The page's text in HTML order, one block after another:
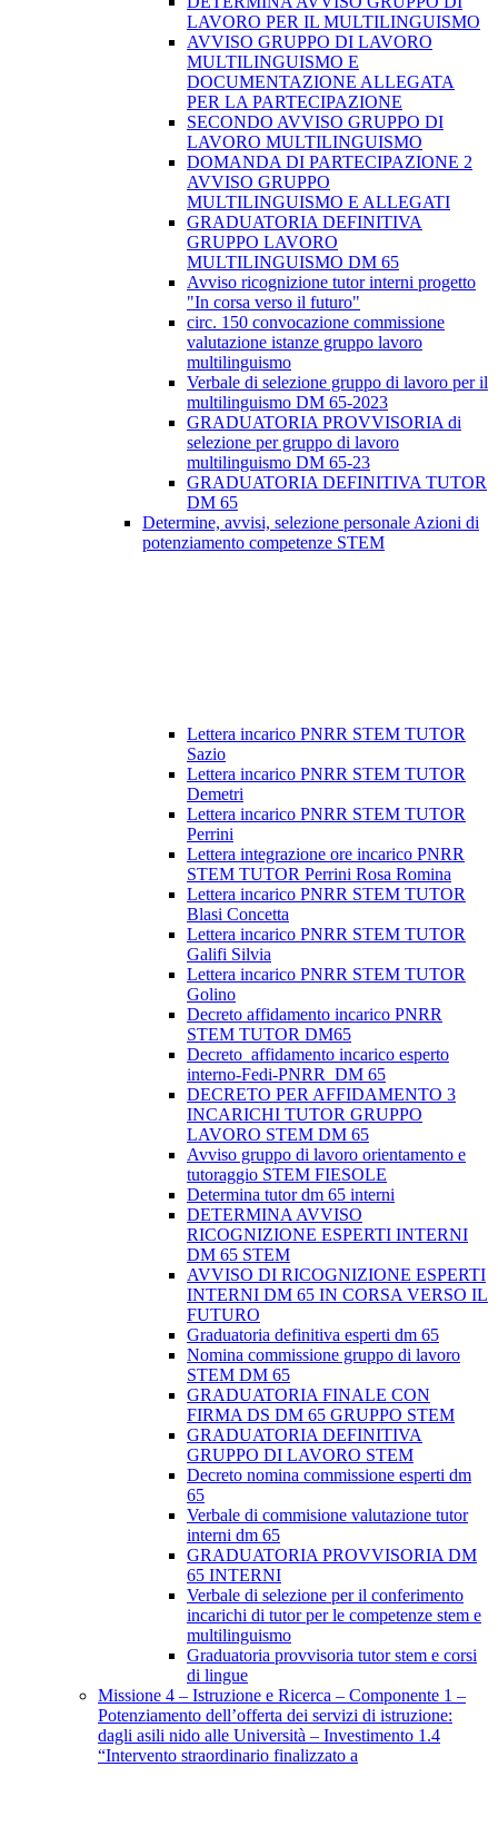
LAVORO PER IL MULTILINGUISMO
AVVISO GRUPPO DI LAVORO
MULTILINGUISMO E
DOCUMENTAZIONE ALLEGATA
PER LA PARTECIPAZIONE
SECONDO AVVISO GRUPPO DI
LAVORO MULTILINGUISMO
DOMANDA DI PARTECIPAZIONE 2
AVVISO GRUPPO
MULTILINGUISMO E ALLEGATI
GRADUATORIA DEFINITIVA
GRUPPO LAVORO
MULTILINGUISMO DM 65
Avviso ricognizione tutor interni progetto
"In corsa verso il futuro"
circ. 150 convocazione commissione
valutazione istanze gruppo lavoro
multilinguismo
Verbale di selezione gruppo di lavoro per il
multilinguismo DM 65-2023
GRADUATORIA PROVVISORIA di
selezione per gruppo di lavoro
multilinguismo DM 65-23
GRADUATORIA DEFINITIVA TUTOR
DM 65
Determine, avvisi, selezione personale Azioni di
potenziamento competenze STEM
Lettera incarico PNRR STEM TUTOR
Sazio
Lettera incarico PNRR STEM TUTOR
Demetri
Lettera incarico PNRR STEM TUTOR
Perrini
Lettera integrazione ore incarico PNRR
STEM TUTOR Perrini Rosa Romina
Lettera incarico PNRR STEM TUTOR
Blasi Concetta
Lettera incarico PNRR STEM TUTOR
Galifi Silvia
Lettera incarico PNRR STEM TUTOR
Golino
Decreto affidamento incarico PNRR
STEM TUTOR DM65
Decreto_affidamento incarico esperto
interno-Fedi-PNRR_DM 65
DECRETO PER AFFIDAMENTO 3
INCARICHI TUTOR GRUPPO
LAVORO STEM DM 65
Avviso gruppo di lavoro orientamento e
tutoraggio STEM FIESOLE
Determina tutor dm 65 interni
DETERMINA AVVISO
RICOGNIZIONE ESPERTI INTERNI
DM 65 STEM
AVVISO DI RICOGNIZIONE ESPERTI
INTERNI DM 65 IN CORSA VERSO IL
FUTURO
Graduatoria definitiva esperti dm 65
Nomina commissione gruppo di lavoro
STEM DM 65
GRADUATORIA FINALE CON
FIRMA DS DM 65 GRUPPO STEM
GRADUATORIA DEFINITIVA
GRUPPO DI LAVORO STEM
Decreto nomina commissione esperti dm
65
Verbale di commisione valutazione tutor
interni dm 65
GRADUATORIA PROVVISORIA DM
65 INTERNI
Verbale di selezione per il conferimento
incarichi di tutor per le competenze stem e
multilinguismo
Graduatoria provvisoria tutor stem e corsi
di lingue
Missione 4 – Istruzione e Ricerca – Componente 1 –
Potenziamento dell’offerta dei servizi di istruzione:
dagli asili nido alle Università – Investimento 1.4
“Intervento straordinario finalizzato a